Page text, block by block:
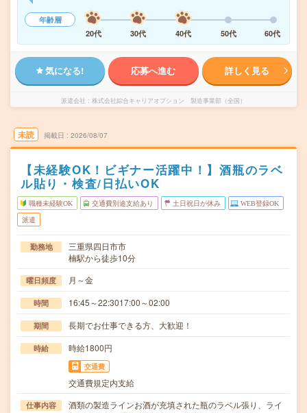
年齢層
20代
30代 40代 50代 60代
気になる! 応募へ進む 詳しく見る
派遣会社 株式会社綜合キャリアオプション 製造事業部（全国）
未読 掲載日 2026/08/07
【未経験OK！ビギナー活躍中！】酒瓶のラベ
ル貼り・検査/日払いOK
職種未経験OK 交通費別途支給あり 土日祝日が休み WEB登録OK
派遣
勤務地
三重県四日市市
楠駅から徒歩10分
曜日頻度 月～金
時間 16:45～22:3017:00～02:00
期間 長期でお仕事できる方、大歓迎！
時給 時給1800円
交通費
交通費規定内支給
仕事内容
酒類の製造ラインお酒が充填された瓶のラベル張り、ライ